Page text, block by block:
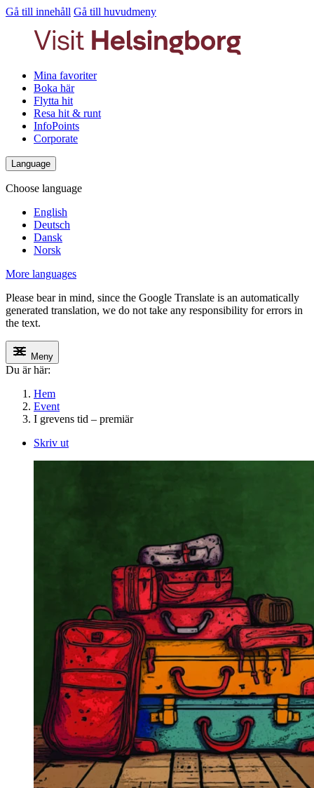
Gå till innehåll Gå till huvudmeny
Mina favoriter
Boka här
Flytta hit
Resa hit & runt
InfoPoints
Corporate
Language
Choose language
English
Deutsch
Dansk
Norsk
More languages
Please bear in mind, since the Google Translate is an automatically
generated translation, we do not take any responsibility for errors in
the text.
Meny
Du är här:
Hem
Event
I grevens tid – premiär
Skriv ut